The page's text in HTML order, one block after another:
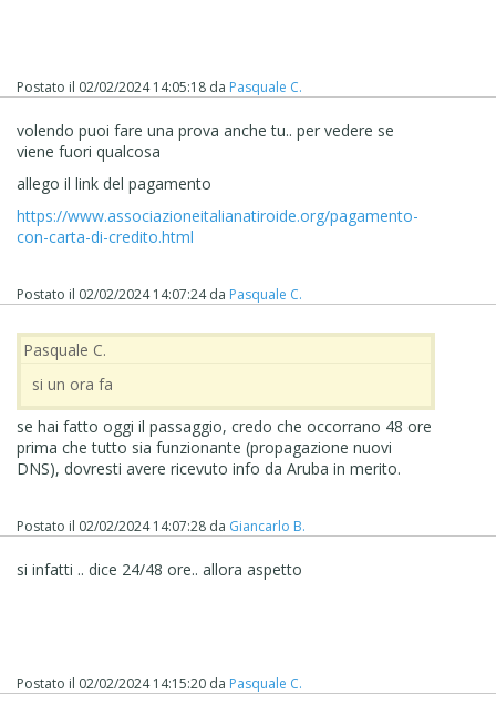
Postato il 02/02/2024 14:05:18 da Pasquale C.
volendo puoi fare una prova anche tu.. per vedere se
viene fuori qualcosa
allego il link del pagamento
https://www.associazioneitalianatiroide.org/pagamento-
con-carta-di-credito.html
Postato il 02/02/2024 14:07:24da Pasquale C.
Pasquale C.
si un ora fa
se hai fatto oggi il passaggio, credo che occorrano 48 ore
prima che tutto sia funzionante (propagazione nuovi
DNS), dovresti avere ricevuto info da Aruba in merito.
Postato il 02/02/2024 14:07:28 da Giancarlo B.
si infatti .. dice 24/48 ore.. allora aspetto
Postato il 02/02/2024 14:15:20 da Pasquale C.